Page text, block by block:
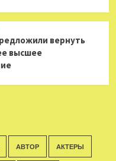
вернуть
высшее
АВТОР АКТЕРЫ